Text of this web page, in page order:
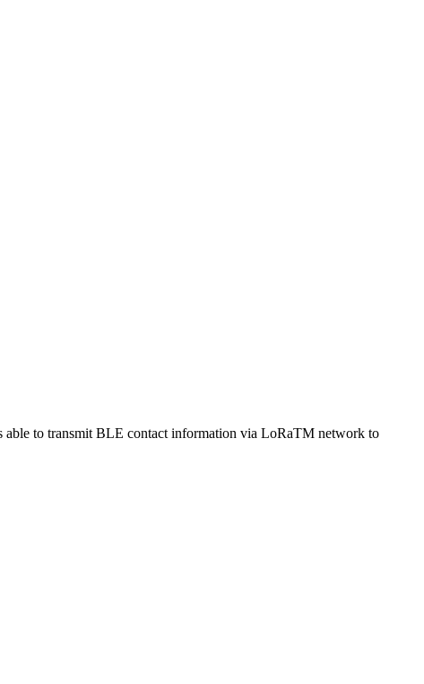
to transmit BLE contact information via LoRaTM network to